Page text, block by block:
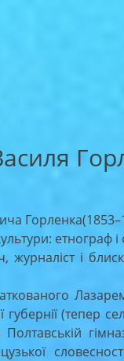
етнограф
і
(тепер